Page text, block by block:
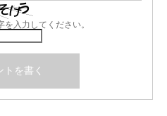
入力してください。